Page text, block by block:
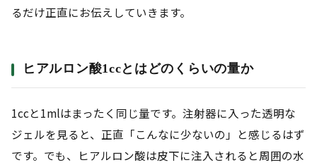
るだけ正直にお伝えしていきます。
ヒアルロン酸1ccとはどのくらいの量か
1ccと1mlはまったく同じ量です。注射器に入った透明な
ジェルを見ると、正直「こんなに少ないの」と感じるはず
です。でも、ヒアルロン酸は皮下に注入されると周囲の水